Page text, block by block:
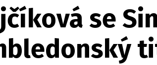
se